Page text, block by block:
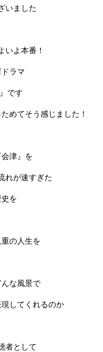
いました
いよ本番！
ラマ
です
めてそう感じました！
会津』を
れが速すぎた
を
の人生を
んな風景で
してくれるのか
者として